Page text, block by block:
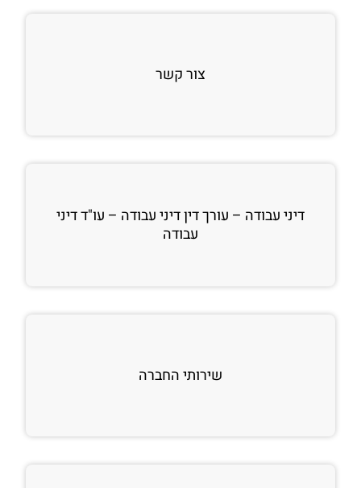
צור קשר
דיני עבודה – עורך דין דיני עבודה – עו"ד דיני
עבודה
שירותי החברה